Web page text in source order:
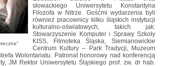
słowackiego Uniwersytetu Konstantyna
Filozofa w Nitrze. Gośćmi wydarzenia byli
również pracownicy kilku śląskich instytucji
kulturalno-oświatowych, takich jak:
Stowarzyszenie Komputer i Sprawy Szkoły
KISS, Filmoteka Śląska, Siemianowickie
Centrum Kultury – Park Tradycji, Muzeum
Wolontariatu. Patronat honorowy nad konferencją
JM Rektor Uniwersytetu Śląskiego prof. zw. dr hab.